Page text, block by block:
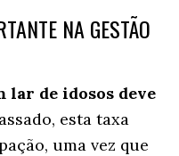
NA GESTÃO
lar de idosos deve
esta taxa
uma vez que